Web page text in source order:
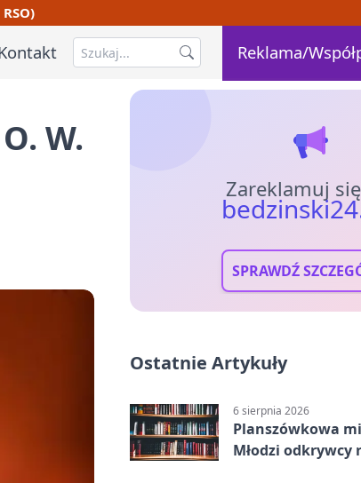
Reklama/
W.
Zareklamuj
SPRAWDŹ
Ostatnie Artykuły
6 sierpnia 2026
Planszówkowa
Młodzi odkrywcy